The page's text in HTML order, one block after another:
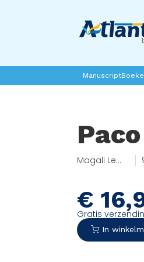
Manuscript
Magali Le
€
Gratis
In